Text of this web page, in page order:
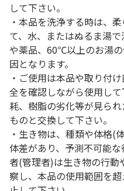
して下さい。
・本品を洗浄する時は、
て、水、またはぬるま湯
や薬品、60℃以上のお湯
因となります。
・ご使用は本品や取り付
全を確認しながら使用し
耗、樹脂の劣化等が見ら
ものと交換して下さい。
・生き物は、種類や体格(
体差があり、予測不可能
者(管理者)は生き物の行動
察し、本品の使用範囲を